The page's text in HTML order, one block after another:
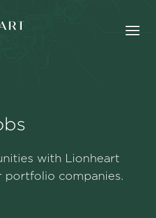
Portfolio
with Lionheart
portfolio companies.